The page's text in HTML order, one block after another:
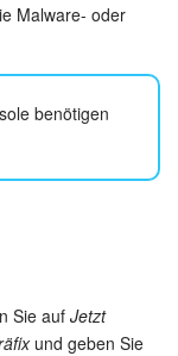
Malware- oder
benötigen
Sie auf Jetzt
und geben Sie